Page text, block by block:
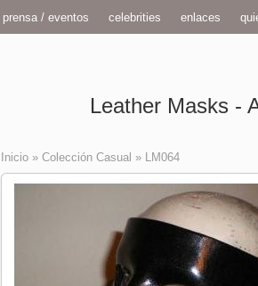
prensa / eventos celebrities enlaces
Leather Masks -
Inicio » Colección Casual » LM064